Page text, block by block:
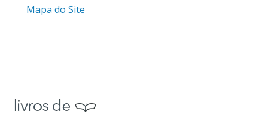
Mapa do Site